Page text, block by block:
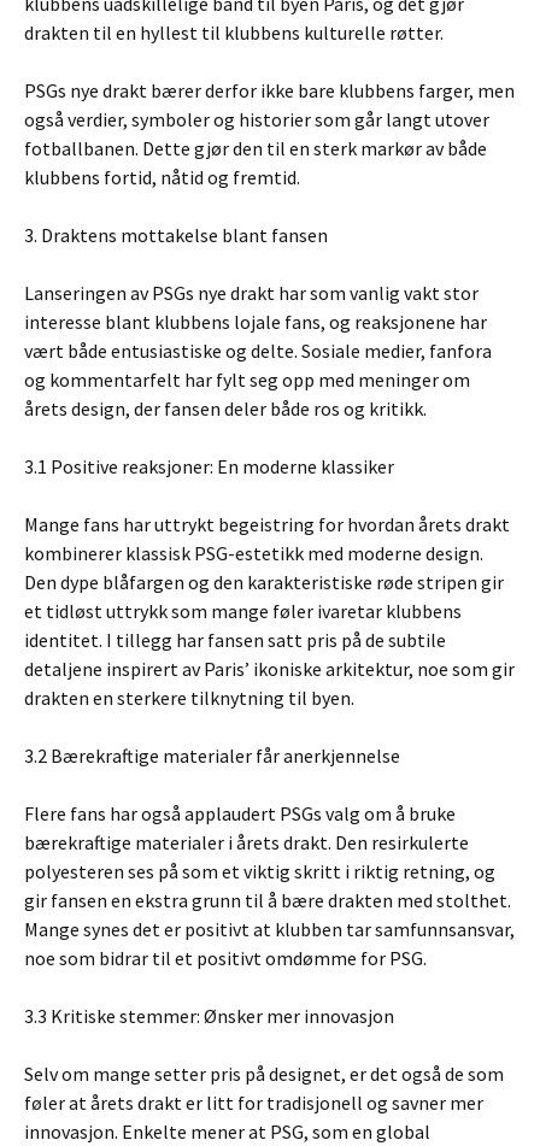
drakten til en hyllest til klubbens kulturelle røtter.
PSGs nye drakt bærer derfor ikke bare klubbens farger, men
også verdier, symboler og historier som går langt utover
fotballbanen. Dette gjør den til en sterk markør av både
klubbens fortid, nåtid og fremtid.
3. Draktens mottakelse blant fansen
Lanseringen av PSGs nye drakt har som vanlig vakt stor
interesse blant klubbens lojale fans, og reaksjonene har
vært både entusiastiske og delte. Sosiale medier, fanfora
og kommentarfelt har fylt seg opp med meninger om
årets design, der fansen deler både ros og kritikk.
3.1 Positive reaksjoner: En moderne klassiker
Mange fans har uttrykt begeistring for hvordan årets drakt
kombinerer klassisk PSG-estetikk med moderne design.
Den dype blåfargen og den karakteristiske røde stripen gir
et tidløst uttrykk som mange føler ivaretar klubbens
identitet. I tillegg har fansen satt pris på de subtile
detaljene inspirert av Paris’ ikoniske arkitektur, noe som gir
drakten en sterkere tilknytning til byen.
3.2 Bærekraftige materialer får anerkjennelse
Flere fans har også applaudert PSGs valg om å bruke
bærekraftige materialer i årets drakt. Den resirkulerte
polyesteren ses på som et viktig skritt i riktig retning, og
gir fansen en ekstra grunn til å bære drakten med stolthet.
Mange synes det er positivt at klubben tar samfunnsansvar,
noe som bidrar til et positivt omdømme for PSG.
3.3 Kritiske stemmer: Ønsker mer innovasjon
Selv om mange setter pris på designet, er det også de som
føler at årets drakt er litt for tradisjonell og savner mer
innovasjon. Enkelte mener at PSG, som en global